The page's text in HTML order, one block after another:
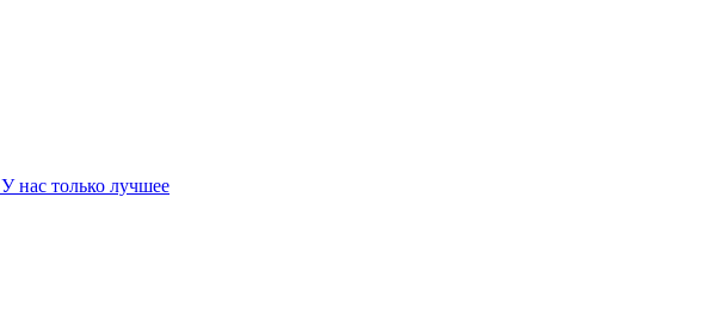
У нас только лучшее